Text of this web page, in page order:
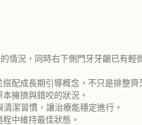
況，同時右下側門牙牙齦已有
配成長期引導概念，不只是排整齊
擁擠與錯咬的狀況。
潔習慣，讓治療能穩定進行。
中維持最佳狀態。